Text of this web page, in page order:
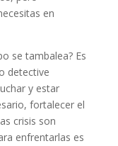
en
se tambalea? Es
detective
y estar
fortalecer el
crisis son
enfrentarlas es